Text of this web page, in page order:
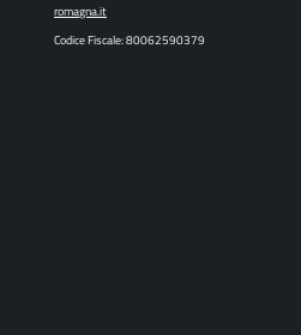
romagna.it
Codice Fiscale: 80062590379